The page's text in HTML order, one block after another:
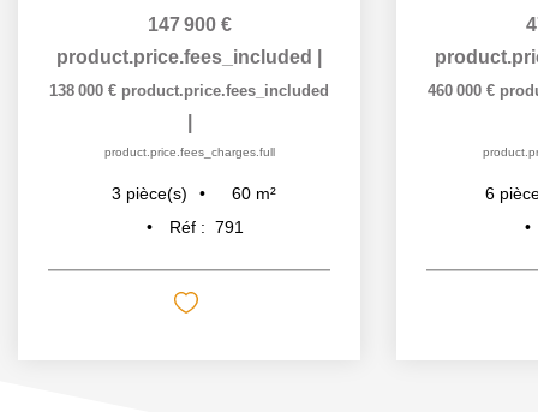
147 900 €
product.price.fees_included
138 000 € product.price.fees_included
product.price.fees_charges.full
3 pièce(s) 60 m²
Réf : 791
460 000 €
6